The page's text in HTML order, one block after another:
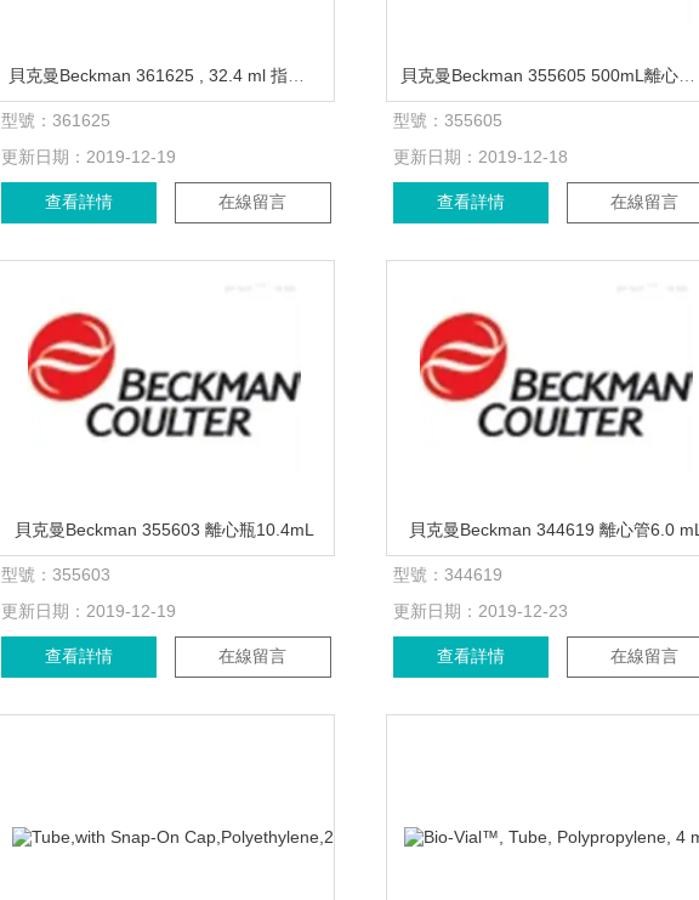
型號： 361625
更新日期： 2019-12-19
查看詳情 在線留言
型號： 355605
更新日期： 2019-12-18
查看詳情 在線留言
貝克曼Beckman 355603 離心瓶10.4mL
型號： 355603
更新日期： 2019-12-19
查看詳情 在線留言
貝克曼Beckman 344619 離心管6.0 mL
型號： 344619
更新日期： 2019-12-23
查看詳情 在線留言